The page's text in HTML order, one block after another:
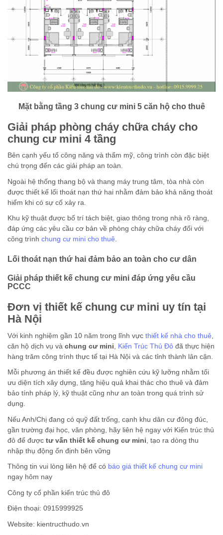
Mặt bằng tầng 3 chung cư mini 5 căn hộ cho thuê
Giải pháp phòng cháy chữa cháy cho
chung cư mini 4 tầng
Bên cạnh yếu tố công năng và thẩm mỹ, công trình còn đặc biệt
chú trọng đến các giải pháp an toàn.
Ngoài hệ thống thang bộ và thang máy trung tâm, tòa nhà còn
được thiết kế lối thoát nạn thứ hai nhằm đảm bảo khả năng thoát
hiểm khi có sự cố xảy ra.
Khu kỹ thuật được bố trí tách biệt, giao thông trong nhà rõ ràng,
đáp ứng các yêu cầu cơ bản về phòng cháy chữa cháy đối với
công trình chung cư mini cho thuê
Lối thoát nạn thứ hai đảm bảo an toàn cho cư dân
Giải pháp thiết kế chung cư mini đáp ứng yêu cầu
PCCC
Đơn vị thiết kế chung cư mini uy tín tại
Hà Nội
Với kinh nghiệm gần 10 năm trong lĩnh vực thiết kế nhà cho thuê
căn hộ dịch vụ và chung cư mini Kiến Trúc Thủ Đô đã thực hiện
hàng trăm công trình thực tế tại Hà Nội và các tỉnh thành lân cận.
Mỗi phương án thiết kế đều được nghiên cứu kỹ lưỡng nhằm tối
ưu diện tích xây dựng, tăng hiệu quả khai thác cho thuê và đảm
bảo tính pháp lý, kỹ thuật cũng như an toàn trong quá trình sử
dụng.
Nếu Anh/Chị đang có quỹ đất trống, cạnh khu dân cư đông đúc,
gần trường đại học, văn phòng, hãy liên hệ ngay với Kiến trúc thủ
đô để được tư vấn thiết kế chung cư mini , tạo ra dòng thu
nhập thụ động ổn định bên vững
Thông tin vui lòng liên hệ để có báo giá thiết kế chung cư mini
ngay hôm nay
Công ty cổ phần kiến trúc thủ đô
Điện thoại: 0915999925
Website: kientructhudo.vn